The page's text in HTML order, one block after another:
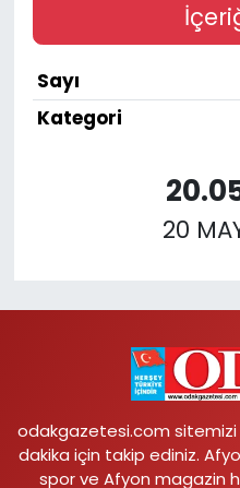
Sayı
Kategori
20
odakgazetesi.com
dakika için takip ediniz.
spor ve Afyon magazin